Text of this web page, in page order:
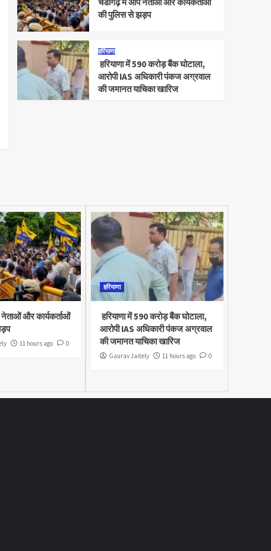
की पुलिस से झड़प
हरियाणा
हरियाणा में 590 करोड़ बैंक घोटाला,
आरोपी IAS अधिकारी पंकज अग्रवाल
की जमानत याचिका खारिज
और कार्यकर्ताओं
11 hours ago 0
हरियाणा
हरियाणा में 590 करोड़ बैंक घोटाला,
आरोपी IAS अधिकारी पंकज अग्रवाल
की जमानत याचिका खारिज
Gaurav Jaitely 11 hours ago 0